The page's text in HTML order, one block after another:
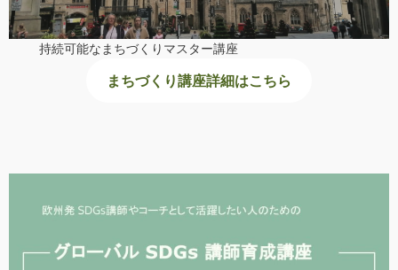
持続可能なまちづくりマスター講座
まちづくり講座詳細はこちら